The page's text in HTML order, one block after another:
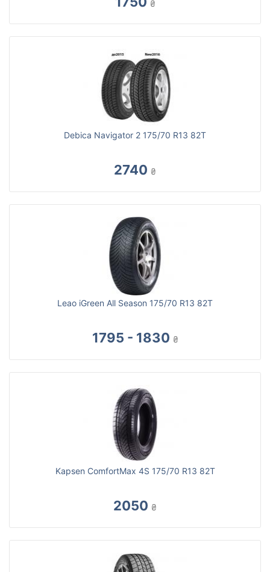
₴
Debica Navigator 2 175/70 R13 82T
2740 ₴
Leao iGreen All Season 175/70 R13 82T
1795 - 1830 ₴
Kapsen ComfortMax 4S 175/70 R13 82T
2050 ₴